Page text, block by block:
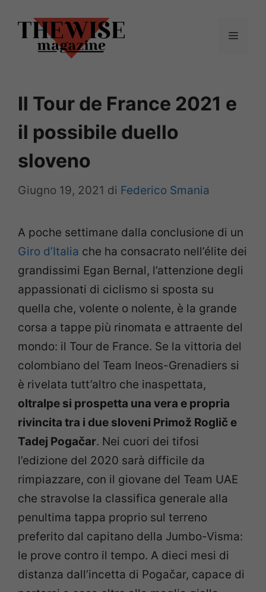
contenuto
Menu
Il Tour de France 2021 e
il possibile duello
sloveno
Giugno 19, 2021 di Federico Smania
A poche settimane dalla conclusione di un
Giro d’Italia che ha consacrato nell’élite dei
grandissimi Egan Bernal, l’attenzione degli
appassionati di ciclismo si sposta su
quella che, volente o nolente, è la grande
corsa a tappe più rinomata e attraente del
mondo: il Tour de France. Se la vittoria del
colombiano del Team Ineos-Grenadiers si
è rivelata tutt’altro che inaspettata,
oltralpe si prospetta una vera e propria
rivincita tra i due sloveni Primož Roglič e
Tadej Pogačar. Nei cuori dei tifosi
l’edizione del 2020 sarà difficile da
rimpiazzare, con il giovane del Team UAE
che stravolse la classifica generale alla
penultima tappa proprio sul terreno
preferito dal capitano della Jumbo-Visma:
le prove contro il tempo. A dieci mesi di
distanza dall’incetta di Pogačar, capace di